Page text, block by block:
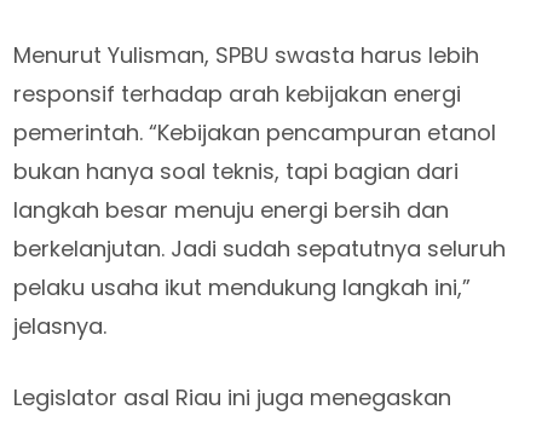
Menurut Yulisman, SPBU swasta harus lebih
responsif terhadap arah kebijakan energi
pemerintah. “Kebijakan pencampuran etanol
bukan hanya soal teknis, tapi bagian dari
langkah besar menuju energi bersih dan
berkelanjutan. Jadi sudah sepatutnya seluruh
pelaku usaha ikut mendukung langkah ini,”
jelasnya.
Legislator asal Riau ini juga menegaskan